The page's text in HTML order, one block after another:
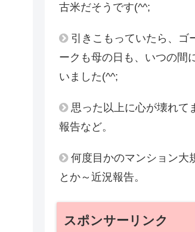
古米だそうです(^^;
引きこもっていたら、ゴ
ークも母の日も、いつの間
いました(^^;
思った以上に心が壊れて
報告など。
何度目かのマンション大
とか～近況報告。
スポンサーリンク